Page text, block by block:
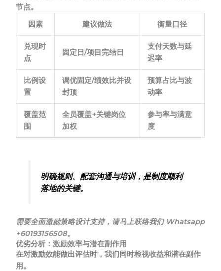
节点。
因素
建议做法 衡量口径
兑现时
点
固定日/项目完结日
支付天数与延
迟率
比例设
置
调优固定/绩效比并设
封顶
预算占比与波
动率
覆盖范
围
全员覆盖+关键岗位
加权
参与率与满意
度
明确规则、配套沟通与培训，是制度顺利
落地的关键。
需要全面激励策略设计支持，请马上联络我们 Whatsapp
+60193156508。
优劣分析：激励效率与潜在副作用
在对激励效能做出评估时，我们同时检视收益和潜在副作
用。